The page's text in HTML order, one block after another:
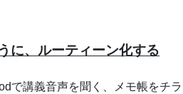
に、ルーティーン化する
で講義音声を聞く、メモ帳をチ